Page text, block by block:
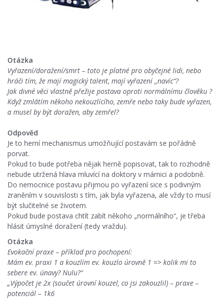
Otázka
Vyřazení/doražení/smrt – toto je platné pro obyčejné lidi, nebo
hráči tím, že mají magický talent, mají vyřazení ,,navíc“?
Jak divné věci vlastně přežije postava oproti normálnímu člověku ?
Když zmlátím někoho nekouzlícího, zemře nebo taky bude vyřazen,
a musel by být doražen, aby zemřel?
Odpověd
Je to herní mechanismus umožňující postavám se pořádně
porvat.
Pokud to bude potřeba nějak herně popisovat, tak to rozhodně
nebude utržená hlava mluvící na doktory v márnici a podobně.
Do nemocnice postavu přijmou po vyřazení sice s podivným
zraněním v souvislosti s tím, jak byla vyřazena, ale vždy to musí
být slučitelné se životem.
Pokud bude postava chtít zabít někoho „normálního“, je třeba
hlásit úmyslné doražení (tedy vraždu).
Otázka
Evokační praxe – příklad pro pochopení:
Mám ev. praxi 1 a kouzlím ev. kouzlo úrovně 1 => kolik mi to
sebere ev. únavy? Nulu?“
„Výpočet je 2x (součet úrovní kouzel, co jsi zakouzlil) – praxe –
potenciál – 1k6